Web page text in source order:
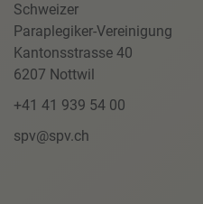
Schweizer
Paraplegiker-Vereinigung
Kantonsstrasse 40
6207 Nottwil
+41 41 939 54 00
spv@spv.ch